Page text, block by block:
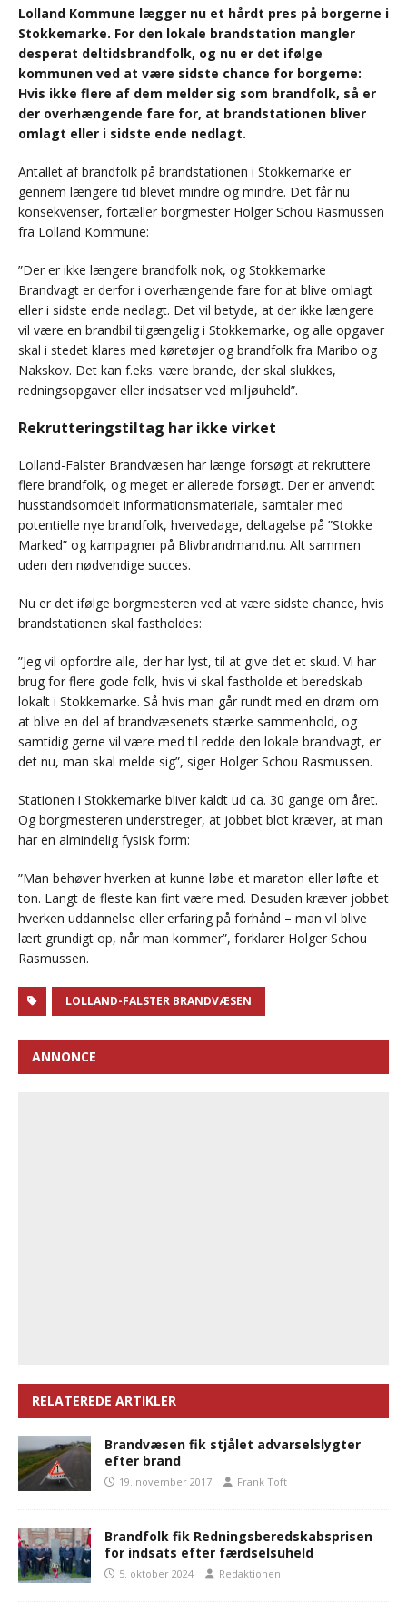
Lolland Kommune lægger nu et hårdt pres på borgerne i
Stokkemarke. For den lokale brandstation mangler
desperat deltidsbrandfolk, og nu er det ifølge
kommunen ved at være sidste chance for borgerne:
Hvis ikke flere af dem melder sig som brandfolk, så er
der overhængende fare for, at brandstationen bliver
omlagt eller i sidste ende nedlagt.
Antallet af brandfolk på brandstationen i Stokkemarke er
gennem længere tid blevet mindre og mindre. Det får nu
konsekvenser, fortæller borgmester Holger Schou Rasmussen
fra Lolland Kommune:
”Der er ikke længere brandfolk nok, og Stokkemarke
Brandvagt er derfor i overhængende fare for at blive omlagt
eller i sidste ende nedlagt. Det vil betyde, at der ikke længere
vil være en brandbil tilgængelig i Stokkemarke, og alle opgaver
skal i stedet klares med køretøjer og brandfolk fra Maribo og
Nakskov. Det kan f.eks. være brande, der skal slukkes,
redningsopgaver eller indsatser ved miljøuheld”.
Rekrutteringstiltag har ikke virket
Lolland-Falster Brandvæsen har længe forsøgt at rekruttere
flere brandfolk, og meget er allerede forsøgt. Der er anvendt
husstandsomdelt informationsmateriale, samtaler med
potentielle nye brandfolk, hvervedage, deltagelse på ”Stokke
Marked” og kampagner på Blivbrandmand.nu. Alt sammen
uden den nødvendige succes.
Nu er det ifølge borgmesteren ved at være sidste chance, hvis
brandstationen skal fastholdes:
”Jeg vil opfordre alle, der har lyst, til at give det et skud. Vi har
brug for flere gode folk, hvis vi skal fastholde et beredskab
lokalt i Stokkemarke. Så hvis man går rundt med en drøm om
at blive en del af brandvæsenets stærke sammenhold, og
samtidig gerne vil være med til redde den lokale brandvagt, er
det nu, man skal melde sig”, siger Holger Schou Rasmussen.
Stationen i Stokkemarke bliver kaldt ud ca. 30 gange om året.
Og borgmesteren understreger, at jobbet blot kræver, at man
har en almindelig fysisk form:
”Man behøver hverken at kunne løbe et maraton eller løfte et
ton. Langt de fleste kan fint være med. Desuden kræver jobbet
hverken uddannelse eller erfaring på forhånd – man vil blive
lært grundigt op, når man kommer”, forklarer Holger Schou
Rasmussen.
LOLLAND-FALSTER BRANDVÆSEN
ANNONCE
RELATEREDE ARTIKLER
Brandvæsen fik stjålet advarselslygter
efter brand
19. november 2017 Frank Toft
Brandfolk fik Redningsberedskabsprisen
for indsats efter færdselsuheld
5. oktober 2024 Redaktionen